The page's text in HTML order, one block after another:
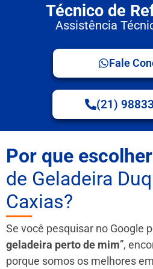
Técnico de
Assistência
Fale
(21)
Por que escolher
de Geladeira
Caxias?
Se você pesquisar no Google
geladeira perto de mim”,
porque somos os melhores